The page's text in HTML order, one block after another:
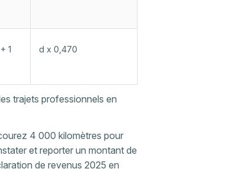
1
d x 0,470
trajets professionnels en
4 000 kilomètres pour
et reporter un montant de
de revenus 2025 en